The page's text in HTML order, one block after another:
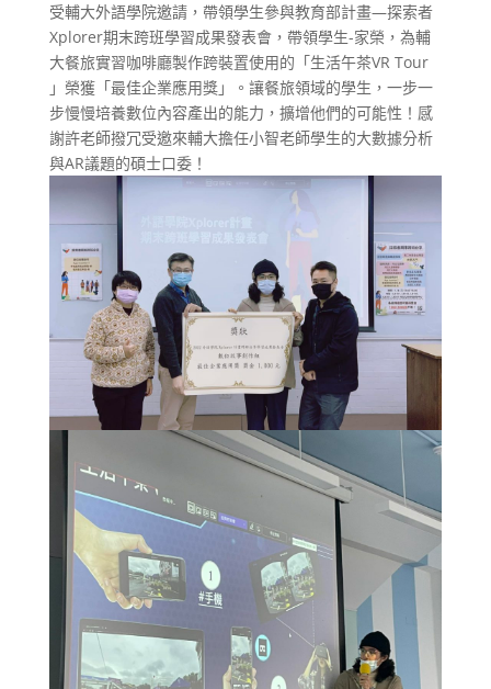
受輔大外語學院邀請，帶領學生參與教育部計畫—探索者
Xplorer期末跨班學習成果發表會，帶領學生-家榮，為輔
大餐旅實習咖啡廳製作跨裝置使用的「生活午茶VR Tour
」榮獲「最佳企業應用獎」。讓餐旅領域的學生，一步一
步慢慢培養數位內容產出的能力，擴增他們的可能性！感
謝許老師撥冗受邀來輔大擔任小智老師學生的大數據分析
與AR議題的碩士口委！